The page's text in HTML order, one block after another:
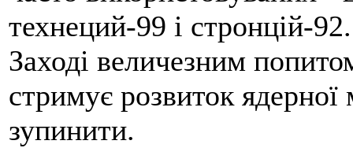
технеций-99 і стронцій-
Заході величезним
стримує розвиток
зупинити.